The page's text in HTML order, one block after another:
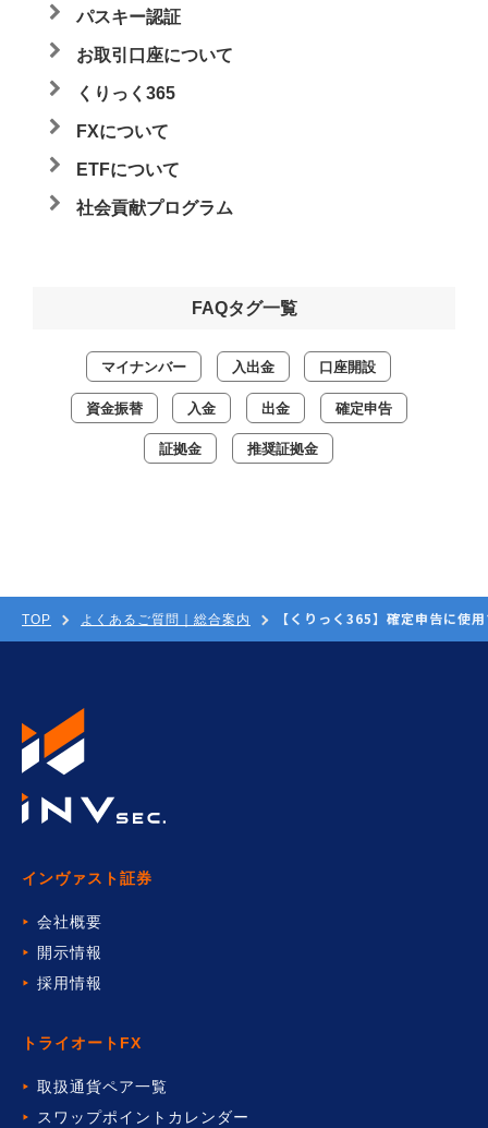
パスキー認証
お取引口座について
くりっく365
FXについて
ETFについて
社会貢献プログラム
FAQタグ一覧
マイナンバー 入出金 口座開設
資金振替 入金 出金 確定申告
証拠金 推奨証拠金
TOP よくあるご質問｜総合案内 【くりっく365】確定申告に使
インヴァスト証券
会社概要
開示情報
採用情報
トライオートFX
取扱通貨ペア一覧
スワップポイントカレンダー